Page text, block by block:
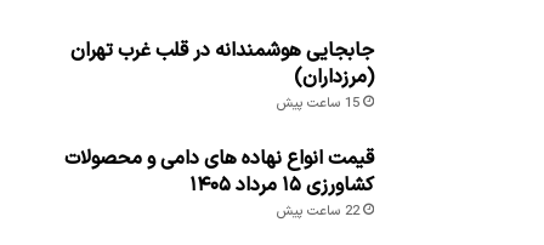
جابجایی هوشمندانه در قلب غرب تهران
(مرزداران)
15 ساعت پیش
قیمت انواع نهاده های دامی و محصولات
کشاورزی ۱۵ مرداد ۱۴۰۵
22 ساعت پیش